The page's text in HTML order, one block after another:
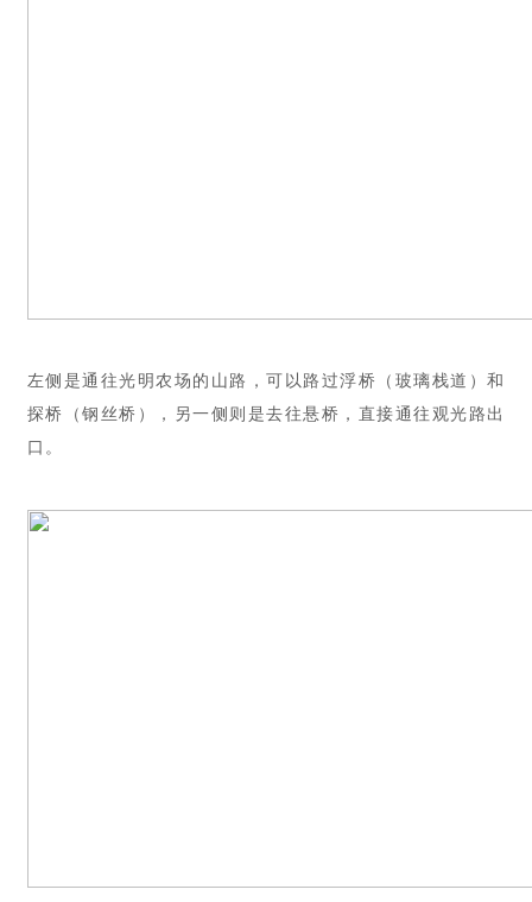
左侧是通往光明农场的山路，可以路过浮桥（玻璃栈道）和
探桥（钢丝桥），另一侧则是去往悬桥，直接通往观光路出
口。